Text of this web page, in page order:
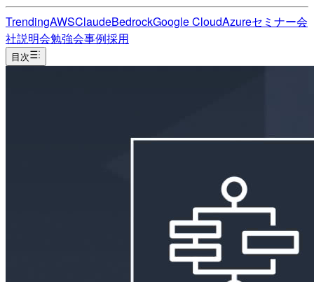
TrendingAWSClaudeBedrockGoogle CloudAzureセミナー会
社説明会勉強会事例採用
目次